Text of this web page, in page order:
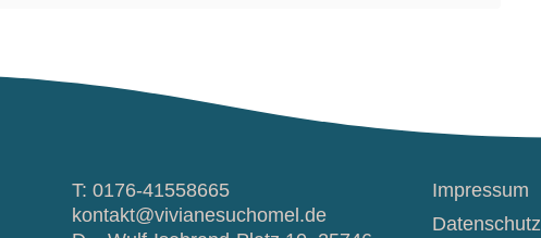
T: 0176-41558665
kontakt@vivianesuchomel.de
Impressum
Datenschutz